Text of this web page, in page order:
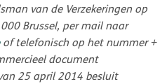
van de Verzekeringen op
Brussel, per mail naar
of telefonisch op het nummer +
document
25 april 2014 besluit